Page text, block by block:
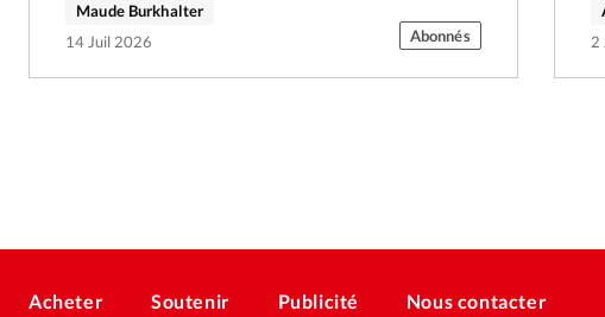
Maude Burkhalter
14 Juil 2026
Abonnés
2
Acheter Soutenir Publicité Nous contacter